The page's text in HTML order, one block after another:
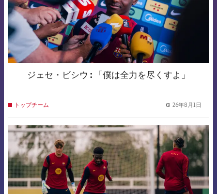
ジェセ・ビシウ : 「僕は全力を尽くすよ」
トップチーム 26年8月1日
FCB Barcelona badge